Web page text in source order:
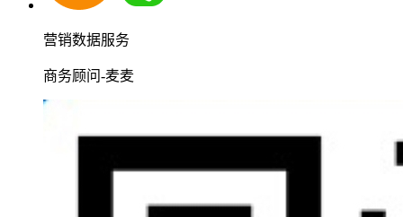
营销数据服务
商务顾问-麦麦